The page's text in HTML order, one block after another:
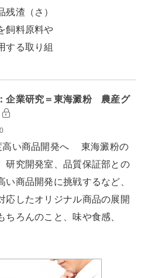
残渣（さ）
飼料原料や
する取り組
企業研究＝東海澱粉 農産グ
い商品開発へ 東海澱粉の
研究開発室、品質保証部との
商品開発に挑戦するなど、
応したオリジナル商品の展開
ろんのこと、味や食感、